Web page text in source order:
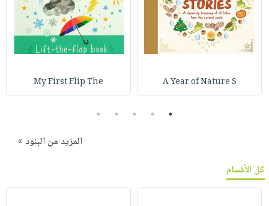
A Year of Nature S
My First Flip The
1
2
3
4
5
المزيد من البنود »
كل الأقسام